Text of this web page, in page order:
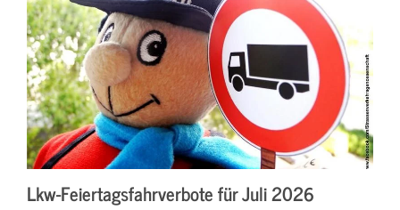
Lkw-Feiertagsfahrverbote für Juli 2026